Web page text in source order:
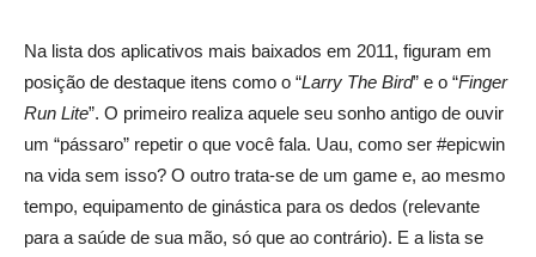
Na lista dos aplicativos mais baixados em 2011, figuram em
posição de destaque itens como o “Larry The Bird” e o “Finger
Run Lite”. O primeiro realiza aquele seu sonho antigo de ouvir
um “pássaro” repetir o que você fala. Uau, como ser #epicwin
na vida sem isso? O outro trata-se de um game e, ao mesmo
tempo, equipamento de ginástica para os dedos (relevante
para a saúde de sua mão, só que ao contrário). E a lista se